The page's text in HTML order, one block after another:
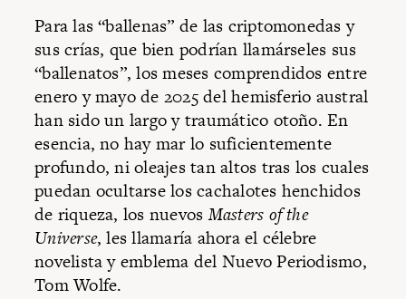
Para las “ballenas” de las criptomonedas y
sus crías, que bien podrían llamárseles sus
“ballenatos”, los meses comprendidos entre
enero y mayo de 2025 del hemisferio austral
han sido un largo y traumático otoño. En
esencia, no hay mar lo suficientemente
profundo, ni oleajes tan altos tras los cuales
puedan ocultarse los cachalotes henchidos
de riqueza, los nuevosMasters of the
Universe, les llamaría ahora el célebre
novelista y emblema del Nuevo Periodismo,
Tom Wolfe.